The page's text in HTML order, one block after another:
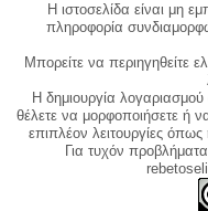
Η ιστοσελίδα είναι μη
πληροφορία
Μπορείτε να περιηγηθείτε
Η δημιουργία
θέλετε να μορφοποιήσετε ή
επιπλέον λειτουργίες
Για τυχόν προβλήματα